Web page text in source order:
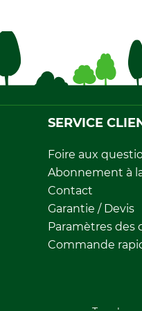
SERVICE
Foire aux
Abonnement à
Contact
Garantie / Devis
Paramètres des
Commande